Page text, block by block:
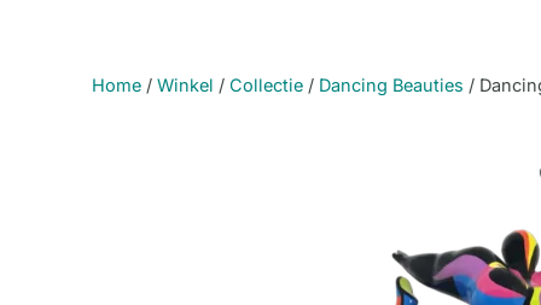
Home / Winkel / Collectie / Dancing Beauties /